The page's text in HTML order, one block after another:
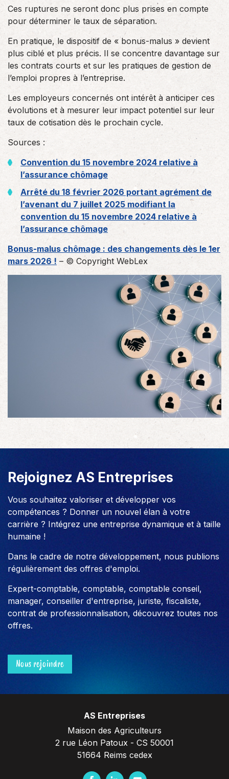
Ces ruptures ne seront donc plus prises en compte
pour déterminer le taux de séparation.
En pratique, le dispositif de « bonus-malus » devient
plus ciblé et plus précis. Il se concentre davantage sur
les contrats courts et sur les pratiques de gestion de
l’emploi propres à l’entreprise.
Les employeurs concernés ont intérêt à anticiper ces
évolutions et à mesurer leur impact potentiel sur leur
taux de cotisation dès le prochain cycle.
Sources :
Convention du 15 novembre 2024 relative à
l’assurance chômage
Arrêté du 18 février 2026 portant agrément de
l’avenant du 7 juillet 2025 modifiant la
convention du 15 novembre 2024 relative à
l’assurance chômage
Bonus-malus chômage : des changements dès le 1er
mars 2026 ! – © Copyright WebLex
Rejoignez AS Entreprises
Vous souhaitez valoriser et développer vos
compétences ? Donner un nouvel élan à votre
carrière ? Intégrez une entreprise dynamique et à taille
humaine !
Dans le cadre de notre développement, nous publions
régulièrement des offres d'emploi.
Expert-comptable, comptable, comptable conseil,
manager, conseiller d'entreprise, juriste, fiscaliste,
contrat de professionnalisation, découvrez toutes nos
offres.
Nous rejoindre
AS Entreprises
Maison des Agriculteurs
2 rue Léon Patoux - CS 50001
51664 Reims cedex